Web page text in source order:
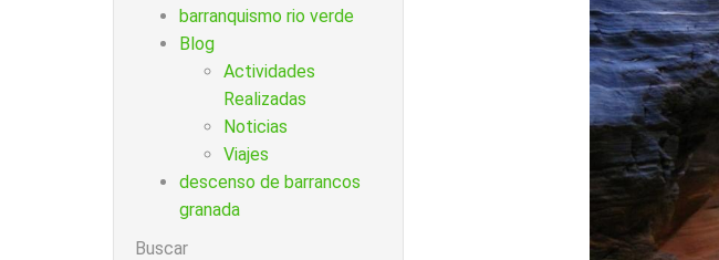
barranquismo rio verde
Blog
Actividades
Realizadas
Noticias
Viajes
descenso de barrancos
granada
Buscar